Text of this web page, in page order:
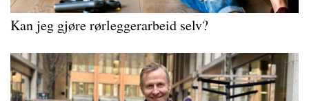
Kan jeg gjøre rørleggerarbeid selv?